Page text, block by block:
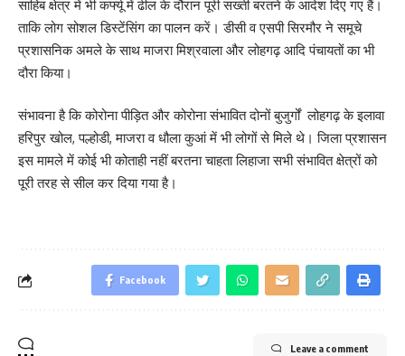
साहिब क्षेत्र में भी कर्फ्यू में ढील के दौरान पूरी सख्ती बरतने के आदेश दिए गए हैं।
ताकि लोग सोशल डिस्टेंसिंग का पालन करें। डीसी व एसपी सिरमौर ने समूचे
प्रशासनिक अमले के साथ माजरा मिश्रवाला और लोहगढ़ आदि पंचायतों का भी
दौरा किया।
संभावना है कि कोरोना पीड़ित और कोरोना संभावित दोनों बुजुर्गों लोहगढ़ के इलावा
हरिपुर खोल, पल्होडी, माजरा व धौला कुआं में भी लोगों से मिले थे। जिला प्रशासन
इस मामले में कोई भी कोताही नहीं बरतना चाहता लिहाजा सभी संभावित क्षेत्रों को
पूरी तरह से सील कर दिया गया है।
Facebook
Leave a comment